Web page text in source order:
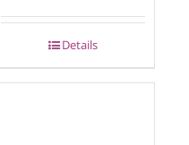
Details